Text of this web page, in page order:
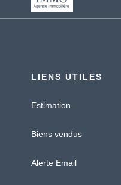
LIENS UTILES
Estimation
Biens vendus
Alerte Email